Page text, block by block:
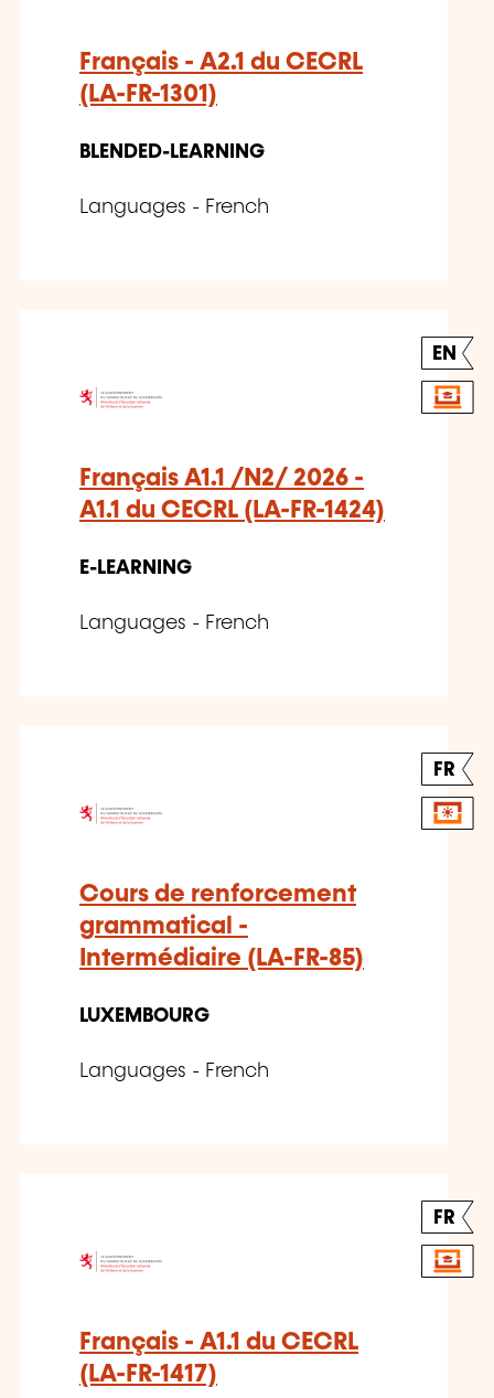
Français - A2.1 du CECRL
(LA-FR-1301)
BLENDED-LEARNING
Languages - French
EN
Français A1.1 /N2/ 2026 -
A1.1 du CECRL (LA-FR-1424)
E-LEARNING
Languages - French
FR
Cours de renforcement
grammatical -
Intermédiaire (LA-FR-85)
LUXEMBOURG
Languages - French
FR
Français - A1.1 du CECRL
(LA-FR-1417)